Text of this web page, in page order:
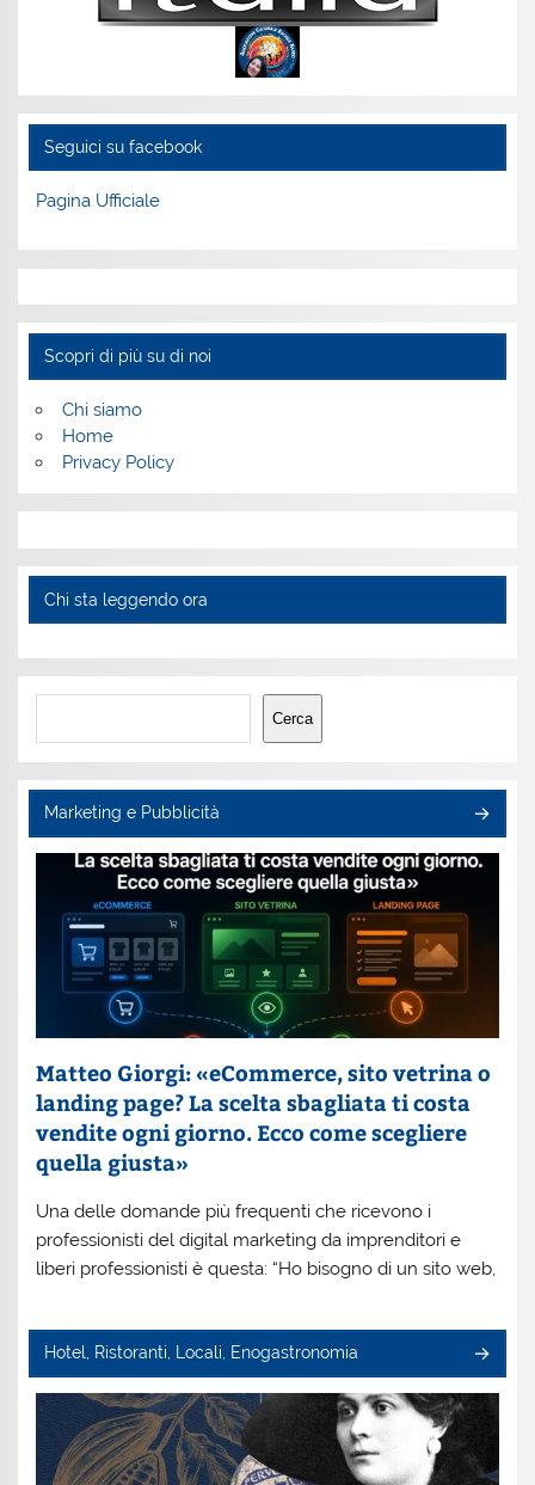
Seguici su facebook
Pagina Ufficiale
Scopri di più su di noi
Chi siamo
Home
Privacy Policy
Chi sta leggendo ora
Cerca
Cerca
Marketing e Pubblicità
Matteo Giorgi: «eCommerce, sito vetrina o
landing page? La scelta sbagliata ti costa
vendite ogni giorno. Ecco come scegliere
quella giusta»
Una delle domande più frequenti che ricevono i
professionisti del digital marketing da imprenditori e
liberi professionisti è questa: “Ho bisogno di un sito web,
Hotel, Ristoranti, Locali, Enogastronomia